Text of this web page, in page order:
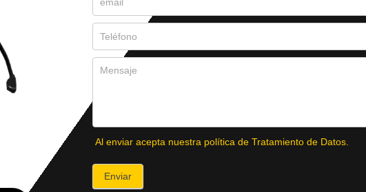
Al enviar acepta nuestra política de Tratamiento de Datos.
Enviar